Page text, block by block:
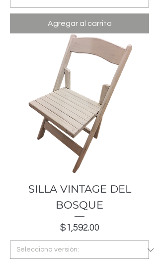
Agregar al carrito
SILLA VINTAGE DEL
BOSQUE
Precio
$1,592.00